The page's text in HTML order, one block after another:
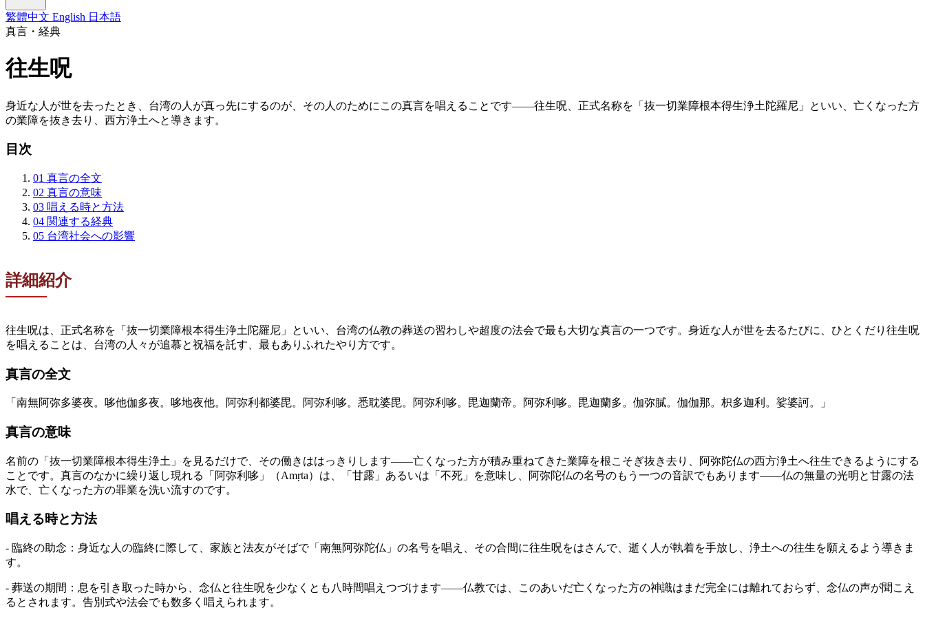
繁體中文 English 日本語
真言・経典
往生呪
身近な人が世を去ったとき、台湾の人が真っ先にするのが、その人のためにこの真言を唱えることです——往生呪、正式名称を「抜一切業障根本得生浄土陀羅尼」といい、亡くなった方
の業障を抜き去り、西方浄土へと導きます。
目次
01 真言の全文
02 真言の意味
03 唱える時と方法
04 関連する経典
05 台湾社会への影響
詳細紹介
往生呪は、正式名称を「抜一切業障根本得生浄土陀羅尼」といい、台湾の仏教の葬送の習わしや超度の法会で最も大切な真言の一つです。身近な人が世を去るたびに、ひとくだり往生呪
を唱えることは、台湾の人々が追慕と祝福を託す、最もありふれたやり方です。
真言の全文
「南無阿弥多婆夜。哆他伽多夜。哆地夜他。阿弥利都婆毘。阿弥利哆。悉耽婆毘。阿弥利哆。毘迦蘭帝。阿弥利哆。毘迦蘭多。伽弥膩。伽伽那。枳多迦利。娑婆訶。」
真言の意味
名前の「抜一切業障根本得生浄土」を見るだけで、その働きははっきりします——亡くなった方が積み重ねてきた業障を根こそぎ抜き去り、阿弥陀仏の西方浄土へ往生できるようにする
ことです。真言のなかに繰り返し現れる「阿弥利哆」（Amṛta）は、「甘露」あるいは「不死」を意味し、阿弥陀仏の名号のもう一つの音訳でもあります——仏の無量の光明と甘露の法
水で、亡くなった方の罪業を洗い流すのです。
唱える時と方法
- 臨終の助念：身近な人の臨終に際して、家族と法友がそばで「南無阿弥陀仏」の名号を唱え、その合間に往生呪をはさんで、逝く人が執着を手放し、浄土への往生を願えるよう導きま
す。
- 葬送の期間：息を引き取った時から、念仏と往生呪を少なくとも八時間唱えつづけます——仏教では、このあいだ亡くなった方の神識はまだ完全には離れておらず、念仏の声が聞こえ
るとされます。告別式や法会でも数多く唱えられます。